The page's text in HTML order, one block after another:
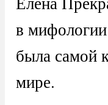
в
была самой
мире.